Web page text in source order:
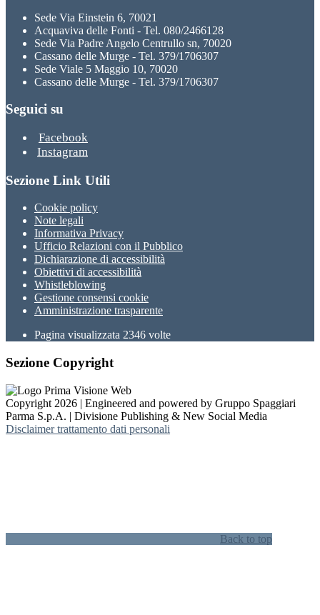
Sede Via Einstein 6, 70021
Acquaviva delle Fonti - Tel. 080/2466128
Sede Via Padre Angelo Centrullo sn, 70020
Cassano delle Murge - Tel. 379/1706307
Sede Viale 5 Maggio 10, 70020
Cassano delle Murge - Tel. 379/1706307
Seguici su
Facebook
Instagram
Sezione Link Utili
Cookie policy
Note legali
Informativa Privacy
Ufficio Relazioni con il Pubblico
Dichiarazione di accessibilità
Obiettivi di accessibilità
Whistleblowing
Gestione consensi cookie
Amministrazione trasparente
Pagina visualizzata 2346 volte
Sezione Copyright
Copyright 2026 | Engineered and powered by Gruppo Spaggiari
Parma S.p.A. | Divisione Publishing & New Social Media
Disclaimer trattamento dati personali
Back to top